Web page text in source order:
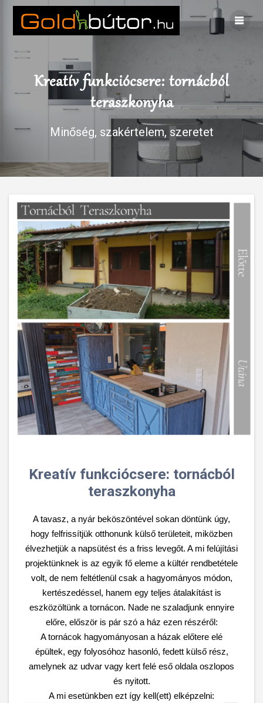
Skip
to
content
Kreatív funkciócsere: tornácból
teraszkonyha
Minőség, szakértelem, szeretet
Kreatív funkciócsere: tornácból
teraszkonyha
A tavasz, a nyár beköszöntével sokan döntünk úgy,
hogy felfrissítjük otthonunk külső területeit, miközben
élvezhetjük a napsütést és a friss levegőt. A mi felújítási
projektünknek is az egyik fő eleme a kültér rendbetétele
volt, de nem feltétlenül csak a hagyományos módon,
kertészedéssel, hanem egy teljes átalakítást is
eszközöltünk a tornácon. Nade ne szaladjunk ennyire
előre, először is pár szó a ház ezen részéről:
A tornácok hagyományosan a házak előtere elé
épültek, egy folyosóhoz hasonló, fedett külső rész,
amelynek az udvar vagy kert felé eső oldala oszlopos
és nyitott.
A mi esetünkben ezt így kell(ett) elképzelni: